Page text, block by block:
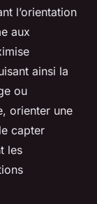
l’orientation
aux
ainsi la
ou
orienter une
capter
les